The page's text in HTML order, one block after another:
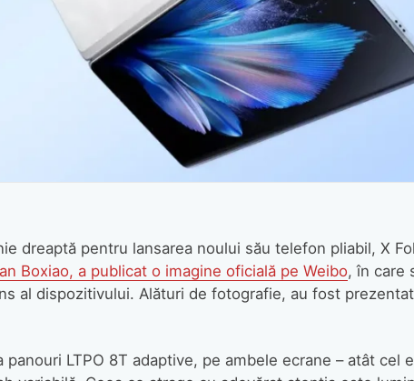
dreaptă pentru lansarea noului său telefon pliabil, X
Boxiao, a publicat o imagine oficială pe Weibo, în care
al dispozitivului. Alături de fotografie, au fost
panouri LTPO 8T adaptive, pe ambele ecrane – atât cel